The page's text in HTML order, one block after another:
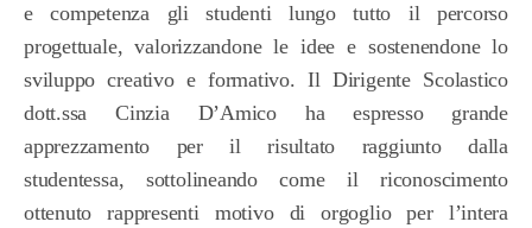
e competenza gli studenti lungo tutto il percorso
progettuale, valorizzandone le idee e sostenendone lo
sviluppo creativo e formativo. Il Dirigente Scolastico
dott.ssa Cinzia D’Amico ha espresso grande
apprezzamento per il risultato raggiunto dalla
studentessa, sottolineando come il riconoscimento
ottenuto rappresenti motivo di orgoglio per l’intera